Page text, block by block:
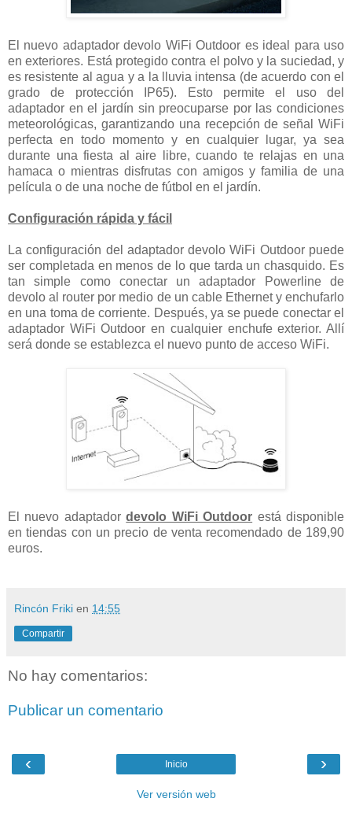
El nuevo adaptador devolo WiFi Outdoor es ideal para uso
en exteriores. Está protegido contra el polvo y la suciedad, y
es resistente al agua y a la lluvia intensa (de acuerdo con el
grado de protección IP65). Esto permite el uso del
adaptador en el jardín sin preocuparse por las condiciones
meteorológicas, garantizando una recepción de señal WiFi
perfecta en todo momento y en cualquier lugar, ya sea
durante una fiesta al aire libre, cuando te relajas en una
hamaca o mientras disfrutas con amigos y familia de una
película o de una noche de fútbol en el jardín.
Configuración rápida y fácil
La configuración del adaptador devolo WiFi Outdoor puede
ser completada en menos de lo que tarda un chasquido. Es
tan simple como conectar un adaptador Powerline de
devolo al router por medio de un cable Ethernet y enchufarlo
en una toma de corriente. Después, ya se puede conectar el
adaptador WiFi Outdoor en cualquier enchufe exterior. Allí
será donde se establezca el nuevo punto de acceso WiFi.
El nuevo adaptadordevolo WiFi Outdoor está disponible
en tiendas con un precio de venta recomendado de 189,90
euros.
Rincón Friki en 14:55
Compartir
No hay comentarios:
Publicar un comentario
‹ ›
Inicio
Ver versión web